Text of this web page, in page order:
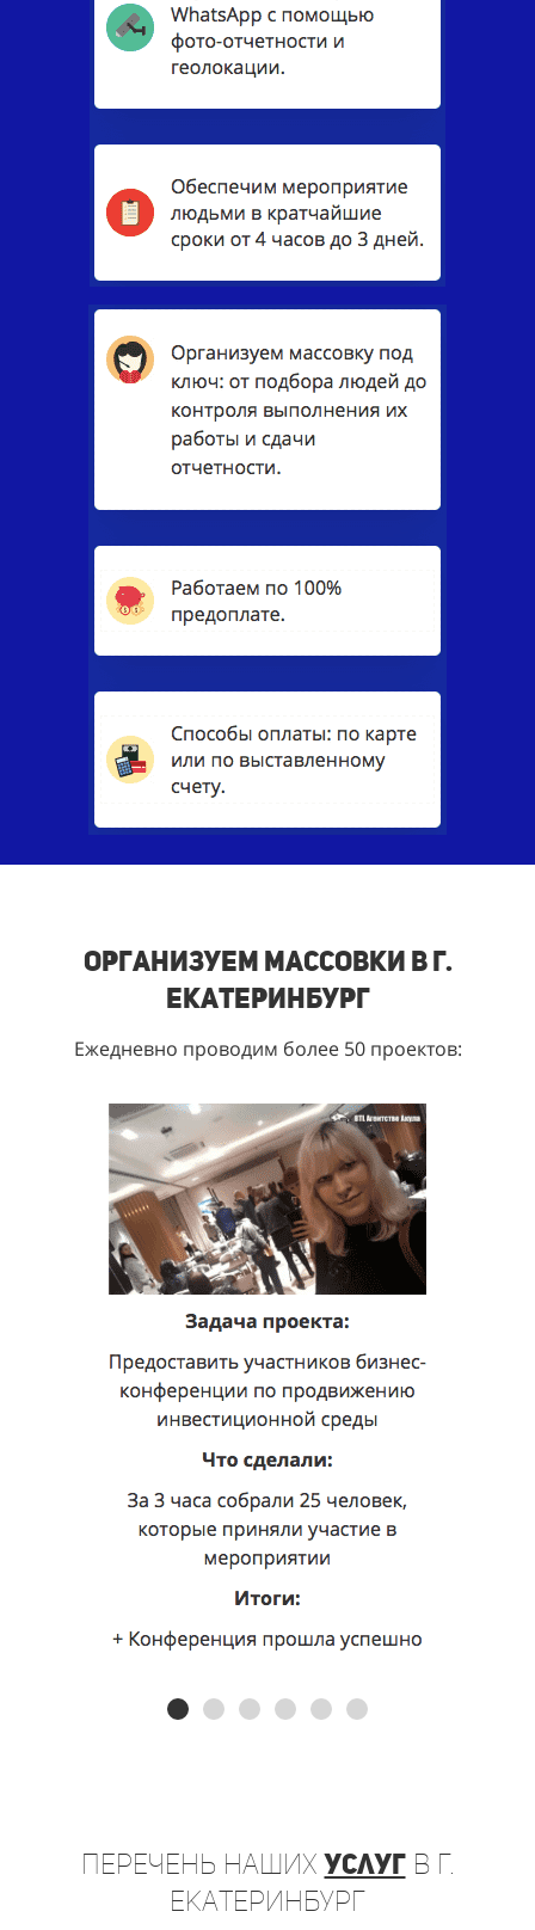
Организуем массовки в г.
Екатеринбург
Ежедневно проводим более 50 проектов:
Перечень нашихуслугв г.
Екатеринбург